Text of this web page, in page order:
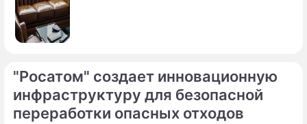
"Росатом" создает инновационную
инфраструктуру для безопасной
переработки опасных отходов